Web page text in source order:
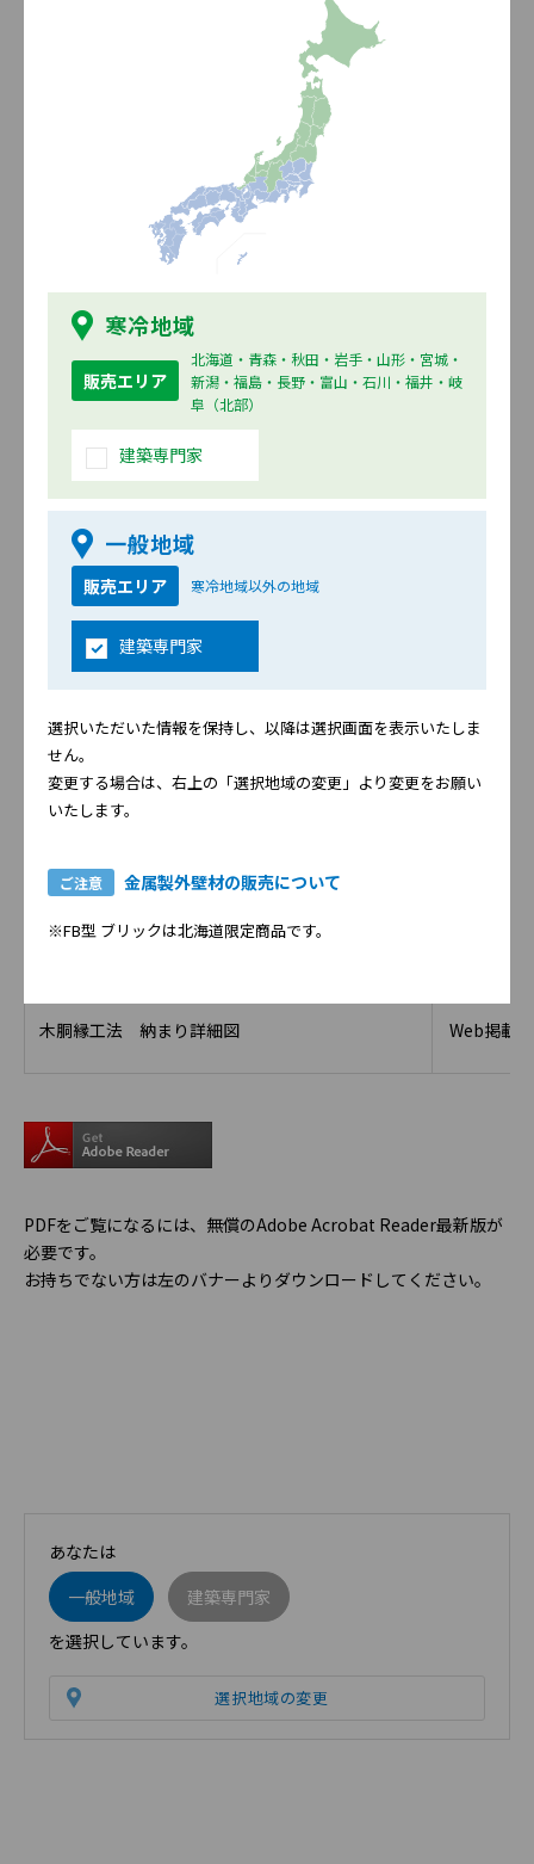
寒冷地域
販売エリア
北海道・青森・秋田・岩手・山形・宮城・
新潟・福島・長野・富山・石川・福井・岐
阜（北部）
建築専門家
一般地域
販売エリア 寒冷地域以外の地域
建築専門家
選択いただいた情報を保持し、以降は選択画面を表示いたしま
せん。
変更する場合は、右上の「選択地域の変更」より変更をお願い
いたします。
ご注意 金属製外壁材の販売について
※FB型 ブリックは北海道限定商品です。
3.RC造 金属胴縁工法・木胴縁工法の標準施工
4.ニチハMARCシステム
5.RC造外断熱 金属胴縁工法の標準施工
RC造外断熱金属胴縁工法 納まり詳細図
8.ニチハMARCシステム
RC造専用ブラケット工法 納まり詳細図
9.S造（ALC）金属胴縁工法・木胴縁工法の標準施
192～
10.ニチハMARCシステム
S造(ALC厚100mm)金属胴縁工法 納まり詳細図
210～
RC造タイル外壁へのリフォーム工法
12.センターサイディング
木胴縁工法 納まり詳細図 Web掲載
PDFをご覧になるには、無償のAdobe Acrobat Reader最新版が
必要です。
お持ちでない方は左のバナーよりダウンロードしてください。
あなたは
一般地域
建築専門家
を選択しています。
選択地域の変更